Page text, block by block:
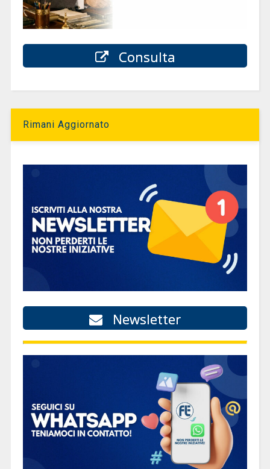
Consulta
Rimani Aggiornato
Newsletter